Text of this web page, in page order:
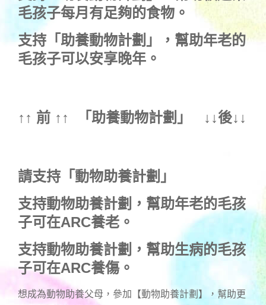
毛孩子每月有足夠的食物。
支持 「助養動物計劃」
，幫助年老的
毛孩子可以安享晚年。
↑↑ 前 ↑↑ 「助養動物計劃 」 ↓↓後↓↓
請支持「動物助養計劃」
支持動物助養計劃，幫助年老的毛孩
子可在ARC養老。
支持動物助養計劃，幫助生病的毛孩
子可在ARC養傷。
想成為動物助養父母，參加【動物助養計劃】，幫助更